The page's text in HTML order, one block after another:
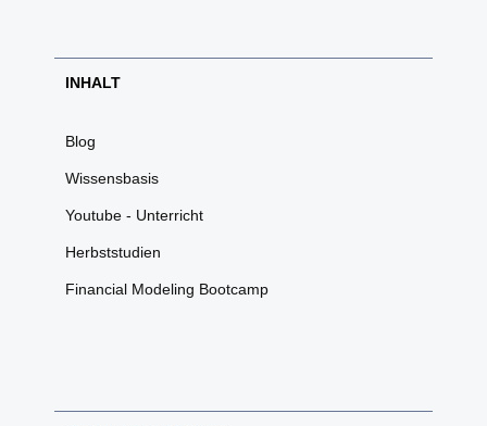
INHALT
Blog
Wissensbasis
Youtube - Unterricht
Herbststudien
Financial Modeling Bootcamp